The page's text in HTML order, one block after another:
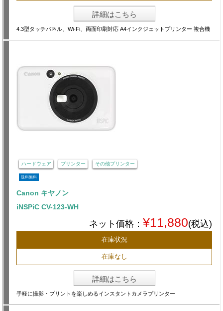
詳細はこちら
4.3型タッチパネル、Wi-Fi、両面印刷対応 A4インクジェットプリンター 複合機
ハードウェア プリンター その他プリンター
送料無料
Canon キヤノン
iNSPiC CV-123-WH
ネット価格： ¥11,880(税込)
在庫状況
在庫なし
詳細はこちら
手軽に撮影・プリントを楽しめるインスタントカメラプリンター